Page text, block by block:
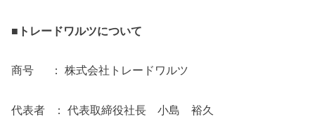
■トレードワルツについて
商号 ： 株式会社トレードワルツ
代表者 ： 代表取締役社長 小島 裕久